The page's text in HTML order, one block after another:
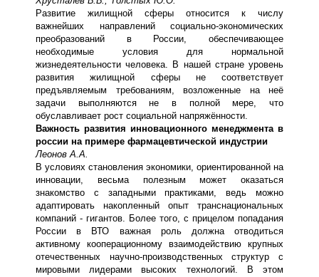
Развитие жилищной сферы относится к числу
важнейших направлений социально-экономических
преобразований в России, обеспечивающее
необходимые условия для нормальной
жизнедеятельности человека. В нашей стране уровень
развития жилищной сферы не соответствует
предъявляемым требованиям, возложенные на неё
задачи выполняются не в полной мере, что
обуславливает рост социальной напряжённости.
Важность развития инновационного менеджмента в
россии на примере фармацевтической индустрии
Леонов А.А.
В условиях становления экономики, ориентированной на
инновации, весьма полезным может оказаться
знакомство с западными практиками, ведь можно
адаптировать накопленный опыт транснациональных
компаний - гигантов. Более того, с прицелом попадания
России в ВТО важная роль должна отводиться
активному кооперационному взаимодействию крупных
отечественных научно-производственных структур с
мировыми лидерами высоких технологий. В этом